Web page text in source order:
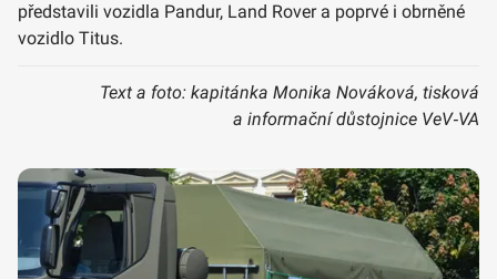
představili vozidla Pandur, Land Rover a poprvé i obrněné
vozidlo Titus.
Text a foto: kapitánka Monika Nováková, tisková
a informační důstojnice VeV‑VA